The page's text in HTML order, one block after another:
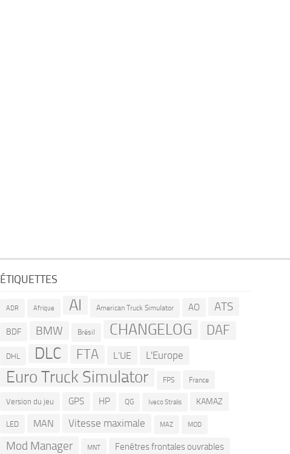
ÉTIQUETTES
ADR Afrique AI American Truck Simulator AO ATS
BDF BMW Brésil CHANGELOG DAF
DHL DLC FTA L'UE L'Europe
Euro Truck Simulator FPS France
Version du jeu GPS HP QG Iveco Stralis KAMAZ
LED MAN Vitesse maximale MAZ MOD
Mod Manager MNT Fenêtres frontales ouvrables